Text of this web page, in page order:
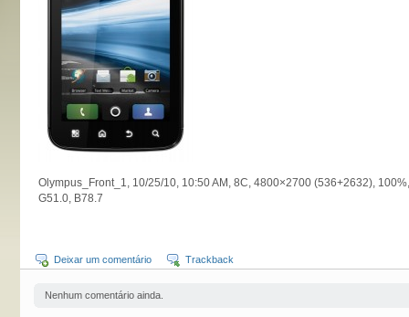
Olympus_Front_1, 10/25/10, 10:50 AM, 8C, 4800×2700 (536+2632),
G51.0, B78.7
Deixar um comentário Trackback
Nenhum comentário ainda.